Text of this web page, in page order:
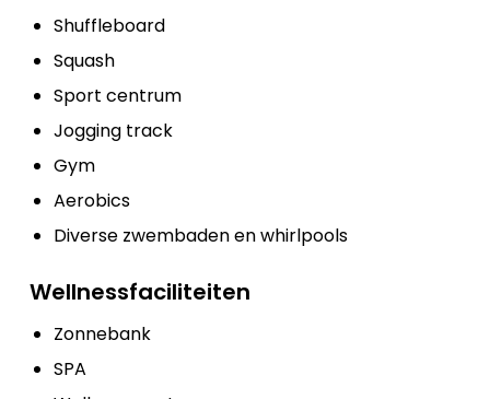
Shuffleboard
Squash
Sport centrum
Jogging track
Gym
Aerobics
Diverse zwembaden en whirlpools
Wellnessfaciliteiten
Zonnebank
SPA